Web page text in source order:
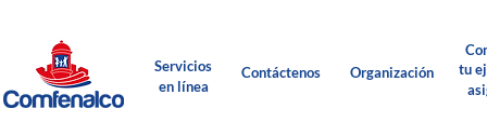
Servicios
en línea
Contáctenos Organización
tu